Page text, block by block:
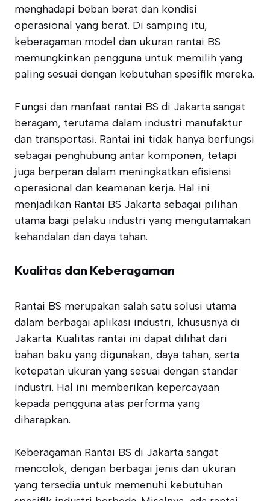
menghadapi beban berat dan kondisi
operasional yang berat. Di samping itu,
keberagaman model dan ukuran rantai BS
memungkinkan pengguna untuk memilih yang
paling sesuai dengan kebutuhan spesifik mereka.
Fungsi dan manfaat rantai BS di Jakarta sangat
beragam, terutama dalam industri manufaktur
dan transportasi. Rantai ini tidak hanya berfungsi
sebagai penghubung antar komponen, tetapi
juga berperan dalam meningkatkan efisiensi
operasional dan keamanan kerja. Hal ini
menjadikan Rantai BS Jakarta sebagai pilihan
utama bagi pelaku industri yang mengutamakan
kehandalan dan daya tahan.
Kualitas dan Keberagaman
Rantai BS merupakan salah satu solusi utama
dalam berbagai aplikasi industri, khususnya di
Jakarta. Kualitas rantai ini dapat dilihat dari
bahan baku yang digunakan, daya tahan, serta
ketepatan ukuran yang sesuai dengan standar
industri. Hal ini memberikan kepercayaan
kepada pengguna atas performa yang
diharapkan.
Keberagaman Rantai BS di Jakarta sangat
mencolok, dengan berbagai jenis dan ukuran
yang tersedia untuk memenuhi kebutuhan